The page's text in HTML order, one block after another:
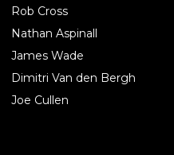
Rob Cross
Nathan Aspinall
James Wade
Dimitri Van den Bergh
Joe Cullen